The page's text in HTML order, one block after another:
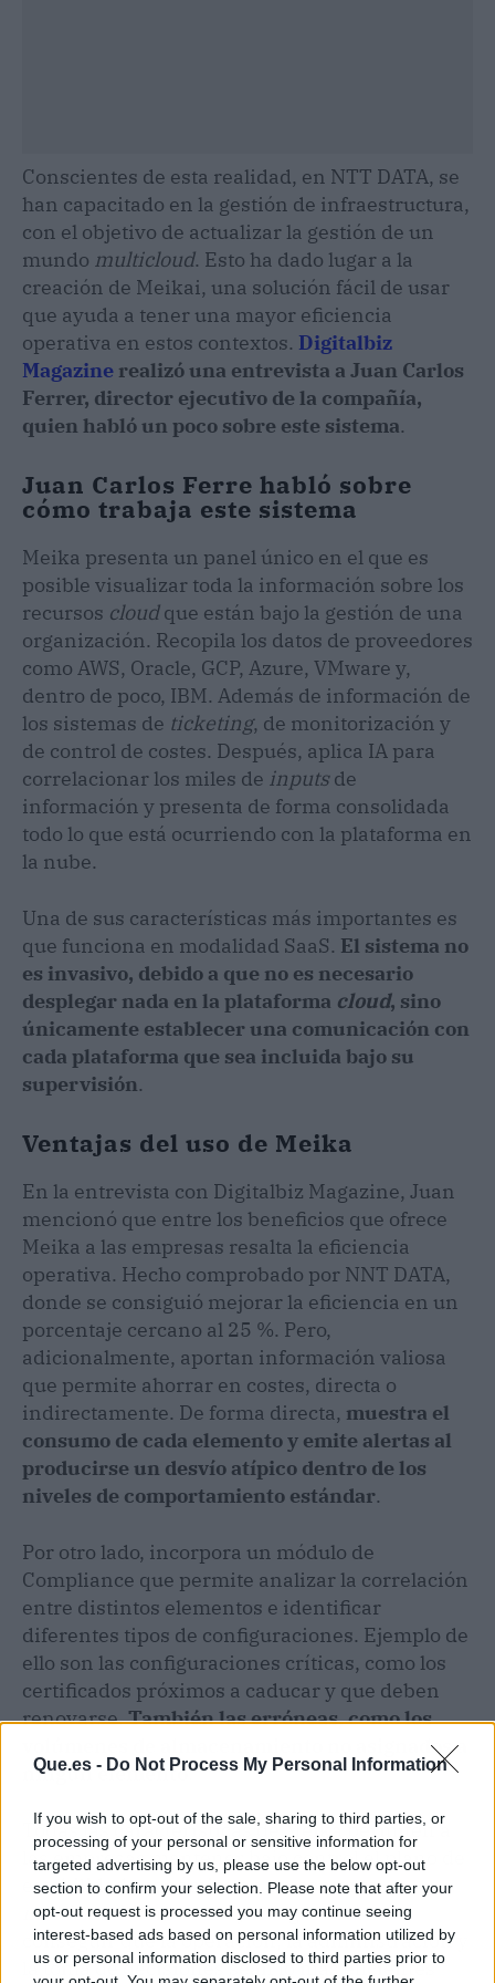
Que.es - Do Not Process My Personal Information
If you wish to opt-out of the sale, sharing to third parties, or
processing of your personal or sensitive information for
targeted advertising by us, please use the below opt-out
section to confirm your selection. Please note that after your
opt-out request is processed you may continue seeing
interest-based ads based on personal information utilized by
us or personal information disclosed to third parties prior to
Conscientes de esta realidad, en NTT DATA, se
han capacitado en la gestión de infraestructura,
con el objetivo de actualizar la gestión de un
mundo multicloud. Esto ha dado lugar a la
creación de Meikai, una solución fácil de usar
que ayuda a tener una mayor eficiencia
operativa en estos contextos. Digitalbiz
Magazine realizó una entrevista a Juan Carlos
Ferrer, director ejecutivo de la compañía,
quien habló un poco sobre este sistema.
Juan Carlos Ferre habló sobre
cómo trabaja este sistema
Meika presenta un panel único en el que es
posible visualizar toda la información sobre los
recursos cloudque están bajo la gestión de una
organización. Recopila los datos de proveedores
como AWS, Oracle, GCP, Azure, VMware y,
dentro de poco, IBM. Además de información de
los sistemas de ticketing, de monitorización y
de control de costes. Después, aplica IA para
correlacionar los miles de inputsde
información y presenta de forma consolidada
todo lo que está ocurriendo con la plataforma en
la nube.
Una de sus características más importantes es
que funciona en modalidad SaaS. El sistema no
es invasivo, debido a que no es necesario
desplegar nada en la plataforma cloud, sino
únicamente establecer una comunicación con
cada plataforma que sea incluida bajo su
supervisión.
Ventajas del uso de Meika
En la entrevista con Digitalbiz Magazine, Juan
mencionó que entre los beneficios que ofrece
Meika a las empresas resalta la eficiencia
operativa. Hecho comprobado por NNT DATA,
donde se consiguió mejorar la eficiencia en un
porcentaje cercano al 25 %. Pero,
adicionalmente, aportan información valiosa
que permite ahorrar en costes, directa o
indirectamente. De forma directa, muestra el
consumo de cada elemento y emite alertas al
producirse un desvío atípico dentro de los
niveles de comportamiento estándar.
Por otro lado, incorpora un módulo de
Compliance que permite analizar la correlación
entre distintos elementos e identificar
diferentes tipos de configuraciones. Ejemplo de
ello son las configuraciones críticas, como los
certificados próximos a caducar y que deben
renovarse.También las erróneas, como los
volúmenes de almacenamiento no asignados a
ningún elemento.
Todas las características de Meika permiten a
las empresas mantener bajo control el plano de
estabilidad económica en un contexto
multicloud. Pero su mayor logro está en
conseguir que la operación, la administración y
la toma de decisiones sean lo más eficientes